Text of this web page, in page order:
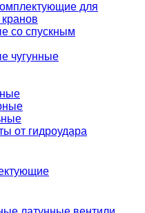
для
со спускным
чугунные
от гидроудара